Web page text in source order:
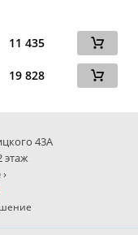
11 435
19 828
43А
этаж